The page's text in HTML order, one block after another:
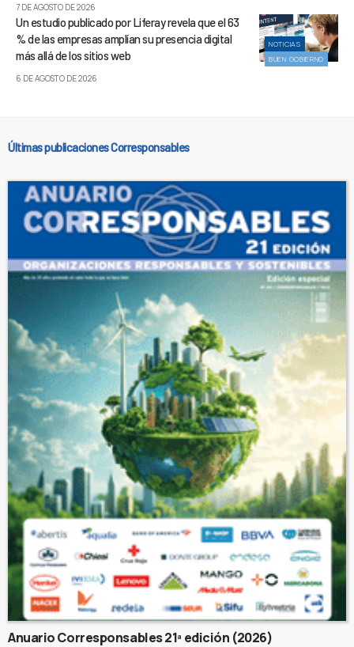
7 DE AGOSTO DE 2026
NOTICIAS
BUEN GOBIERNO
Un estudio publicado por Liferay revela que el 63
% de las empresas amplían su presencia digital
más allá de los sitios web
6 DE AGOSTO DE 2026
Últimas publicaciones Corresponsables
Anuario Corresponsables 21ª edición (2026)